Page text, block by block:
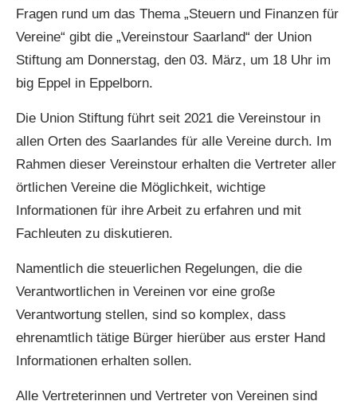
Fragen rund um das Thema „Steuern und Finanzen für
Vereine“ gibt die „Vereinstour Saarland“ der Union
Stiftung am Donnerstag, den 03. März, um 18 Uhr im
big Eppel in Eppelborn.
Die Union Stiftung führt seit 2021 die Vereinstour in
allen Orten des Saarlandes für alle Vereine durch. Im
Rahmen dieser Vereinstour erhalten die Vertreter aller
örtlichen Vereine die Möglichkeit, wichtige
Informationen für ihre Arbeit zu erfahren und mit
Fachleuten zu diskutieren.
Namentlich die steuerlichen Regelungen, die die
Verantwortlichen in Vereinen vor eine große
Verantwortung stellen, sind so komplex, dass
ehrenamtlich tätige Bürger hierüber aus erster Hand
Informationen erhalten sollen.
Alle Vertreterinnen und Vertreter von Vereinen sind